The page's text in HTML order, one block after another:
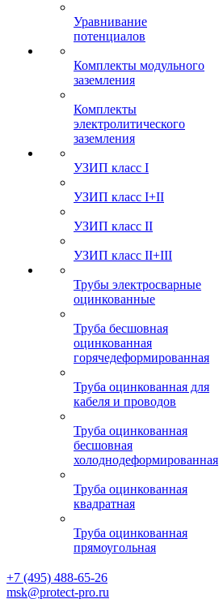
Уравнивание
потенциалов
Комплекты модульного
заземления
Комплекты
электролитического
заземления
УЗИП класс I
УЗИП класс I+II
УЗИП класс II
УЗИП класс II+III
Трубы электросварные
оцинкованные
Труба бесшовная
оцинкованная
горячедеформированная
Труба оцинкованная для
кабеля и проводов
Труба оцинкованная
бесшовная
холоднодеформированная
Труба оцинкованная
квадратная
Труба оцинкованная
прямоугольная
+7 (495) 488-65-26
msk@protect-pro.ru